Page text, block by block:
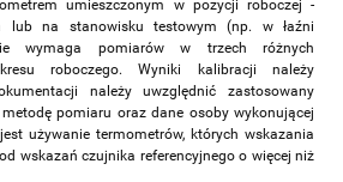
umieszczonym w pozycji roboczej -
lub na stanowisku testowym (np. w łaźni
wymaga pomiarów w trzech różnych
roboczego. Wyniki kalibracji należy
należy uwzględnić zastosowany
pomiaru oraz dane osoby wykonującej
używanie termometrów, których wskazania
wskazań czujnika referencyjnego o więcej niż